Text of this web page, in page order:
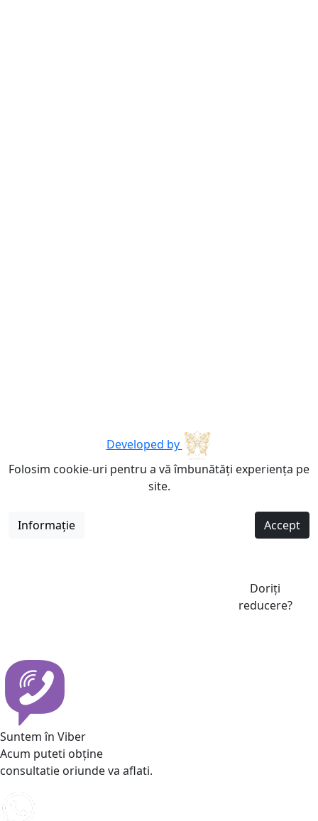
Developed by
Folosim cookie-uri pentru a vă îmbunătăți experiența pe
site.
Informație Accept
Doriți
reducere?
Suntem în Viber
Acum puteti obține
consultatie oriunde va aflati.